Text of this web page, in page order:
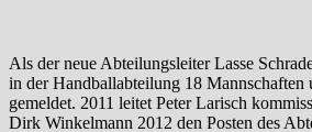
Als der neue Abteilungsleiter Lasse
in der Handballabteilung 18
gemeldet. 2011 leitet Peter Larisch
Dirk Winkelmann 2012 den Posten des